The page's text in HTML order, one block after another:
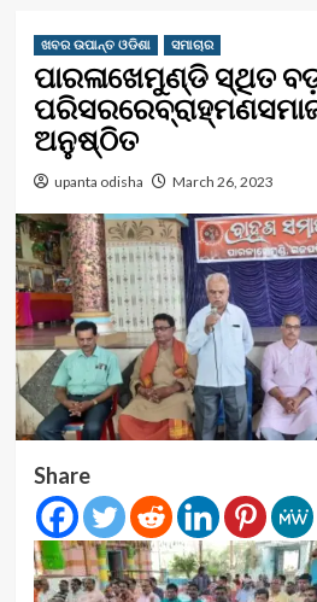
ଖବର ଉପାନ୍ତ ଓଡିଶା ସମାଚାର
ପାରଳାଖେମୁଣ୍ଡି ସ୍ଥିତ ବଡ଼
ଅନୁଷ୍ଠିତ
upanta odisha March 26, 2023
Share